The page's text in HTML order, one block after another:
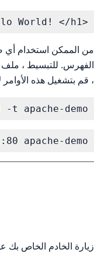
<h1> Hello World! </h1>
من الممكن استخدام أي
، قم بتشغيل هذه
t apache-demo
apache-demo